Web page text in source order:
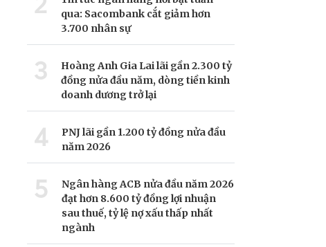
qua: Sacombank cắt giảm hơn
3.700 nhân sự
3
Hoàng Anh Gia Lai lãi gần 2.300 tỷ
đồng nửa đầu năm, dòng tiền kinh
doanh dương trở lại
4
PNJ lãi gần 1.200 tỷ đồng nửa đầu
năm 2026
5
Ngân hàng ACB nửa đầu năm 2026
đạt hơn 8.600 tỷ đồng lợi nhuận
sau thuế, tỷ lệ nợ xấu thấp nhất
ngành